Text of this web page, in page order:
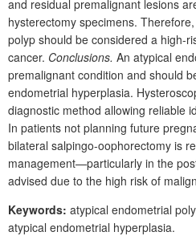
and residual premalignant lesions
hysterectomy specimens.
polyp should be considered a high-
cancer. Conclusions. An atypical
premalignant condition and should
endometrial hyperplasia.
diagnostic method allowing reliable
In patients not planning future
bilateral salpingo-oophorectomy is
management—particularly in the
advised due to the high risk of
Keywords: atypical endometrial
atypical endometrial hyperplasia.